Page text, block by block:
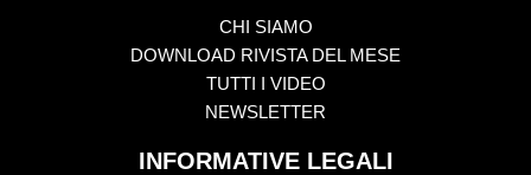
CHI SIAMO
DOWNLOAD RIVISTA DEL MESE
TUTTI I VIDEO
NEWSLETTER
INFORMATIVE LEGALI